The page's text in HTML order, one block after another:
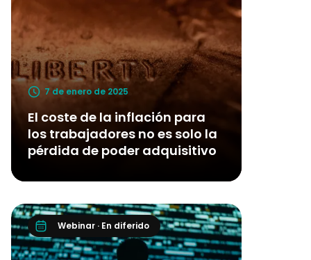
7 de enero de 2025
El coste de la inflación para
los trabajadores no es solo la
pérdida de poder adquisitivo
Webinar · En diferido